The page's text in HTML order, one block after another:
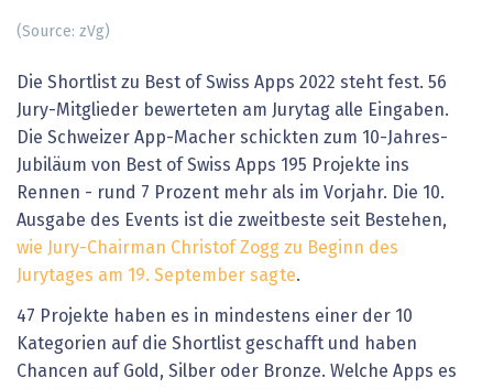
(Source: zVg)
Die Shortlist zu Best of Swiss Apps 2022 steht fest. 56
Jury-Mitglieder bewerteten am Jurytag alle Eingaben.
Die Schweizer App-Macher schickten zum 10-Jahres-
Jubiläum von Best of Swiss Apps 195 Projekte ins
Rennen - rund 7 Prozent mehr als im Vorjahr. Die 10.
Ausgabe des Events ist die zweitbeste seit Bestehen,
wie Jury-Chairman Christof Zogg zu Beginn des
Jurytages am 19. September sagte.
47 Projekte haben es in mindestens einer der 10
Kategorien auf die Shortlist geschafft und haben
Chancen auf Gold, Silber oder Bronze. Welche Apps es